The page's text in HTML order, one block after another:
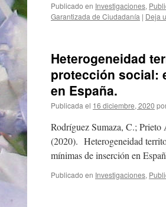
Publicado en Investigaciones,
Garantizada de Ciudadanía | Deja
Heterogeneidad
protección social:
en España.
Publicada el 16 diciembre, 2020
Rodríguez Sumaza, C.;
(2020). Heterogeneidad
mínimas de inserción en
Publicado en Investigaciones,